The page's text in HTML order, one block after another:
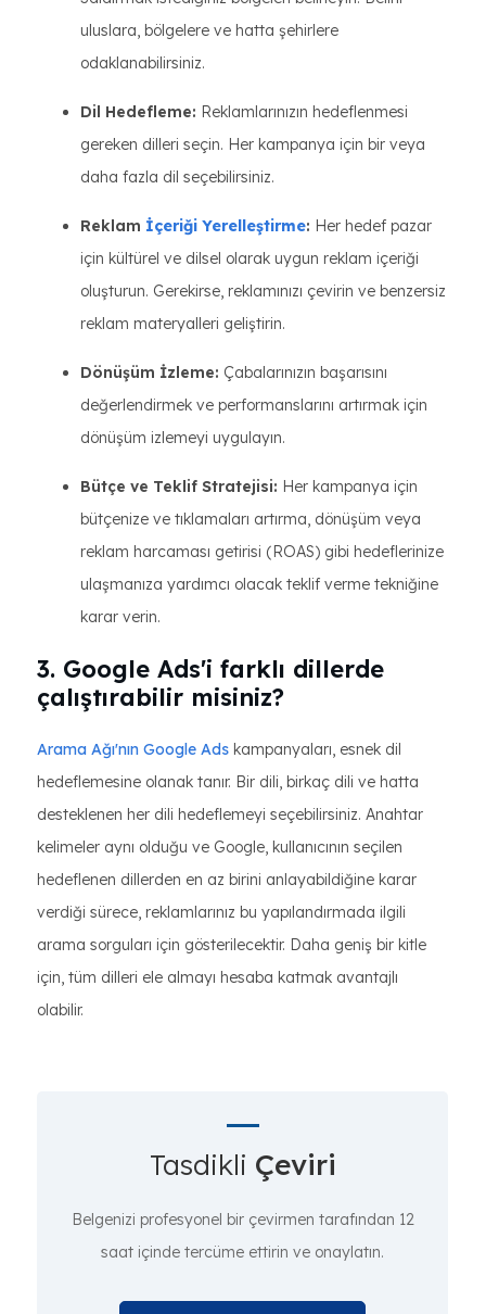
uluslara, bölgelere ve hatta şehirlere
odaklanabilirsiniz.
Dil Hedefleme: Reklamlarınızın hedeflenmesi
gereken dilleri seçin. Her kampanya için bir veya
daha fazla dil seçebilirsiniz.
Reklam İçeriği Yerelleştirme: Her hedef pazar
için kültürel ve dilsel olarak uygun reklam içeriği
oluşturun. Gerekirse, reklamınızı çevirin ve benzersiz
reklam materyalleri geliştirin.
Dönüşüm İzleme: Çabalarınızın başarısını
değerlendirmek ve performanslarını artırmak için
dönüşüm izlemeyi uygulayın.
Bütçe ve Teklif Stratejisi: Her kampanya için
bütçenize ve tıklamaları artırma, dönüşüm veya
reklam harcaması getirisi (ROAS) gibi hedeflerinize
ulaşmanıza yardımcı olacak teklif verme tekniğine
karar verin.
3. Google Ads'i farklı dillerde
çalıştırabilir misiniz?
Arama Ağı'nın Google Ads kampanyaları, esnek dil
hedeflemesine olanak tanır. Bir dili, birkaç dili ve hatta
desteklenen her dili hedeflemeyi seçebilirsiniz. Anahtar
kelimeler aynı olduğu ve Google, kullanıcının seçilen
hedeflenen dillerden en az birini anlayabildiğine karar
verdiği sürece, reklamlarınız bu yapılandırmada ilgili
arama sorguları için gösterilecektir. Daha geniş bir kitle
için, tüm dilleri ele almayı hesaba katmak avantajlı
olabilir.
Tasdikli Çeviri
Belgenizi profesyonel bir çevirmen tarafından 12
saat içinde tercüme ettirin ve onaylatın.